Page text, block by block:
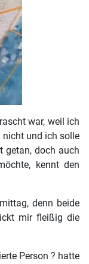
war, weil ich
nicht und ich solle
getan, doch auch
kennt den
denn beide
mir fleißig die
Person ? hatte